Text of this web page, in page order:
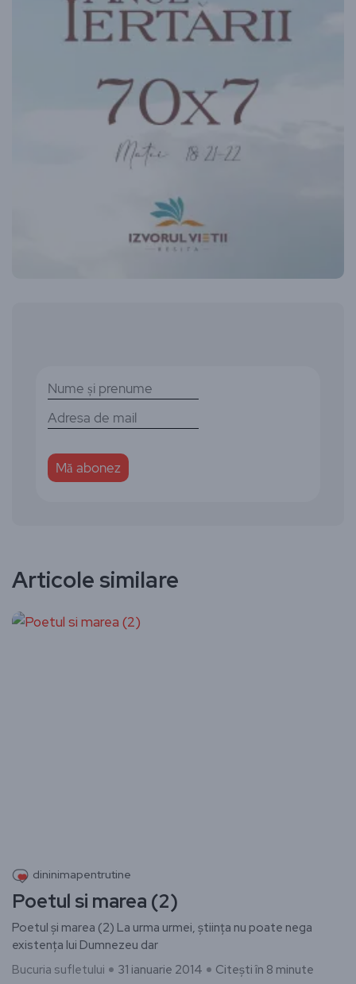
Articole similare
dininimapentrutine
Poetul si marea (2)
Poetul și marea (2) ​La urma urmei, știința nu poate nega
existența lui Dumnezeu dar
Bucuria sufletului
31 ianuarie 2014 Citești în 8 minute